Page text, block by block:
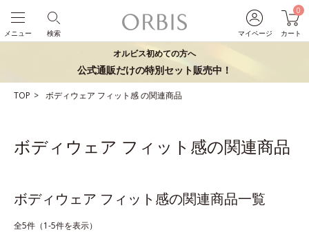
マイページ
0
カート
検索
メニュー
オルビス初めての方へ
公式通販だけの特別セット販売中！
TOP ボディウェア フィット感の関連商品
ボディウェア フィット感の関連商品
ボディウェア フィット感の関連商品一覧
全5件（1-5件を表示）